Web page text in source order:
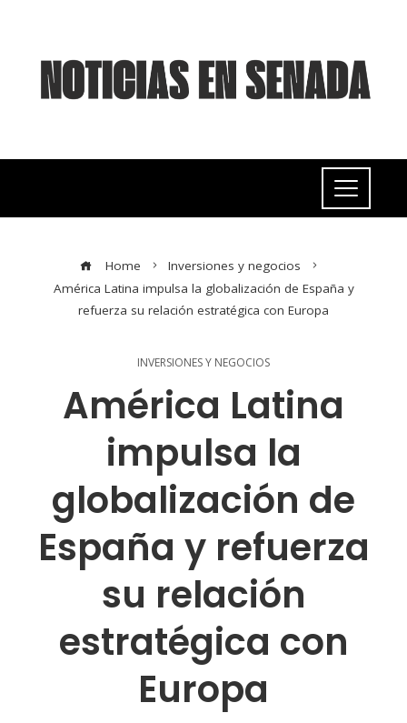
Home
Inversiones y negocios
América Latina impulsa la globalización de España y
refuerza su relación estratégica con Europa
INVERSIONES Y NEGOCIOS
América Latina
impulsa la
globalización de
España y refuerza
su relación
estratégica con
Europa